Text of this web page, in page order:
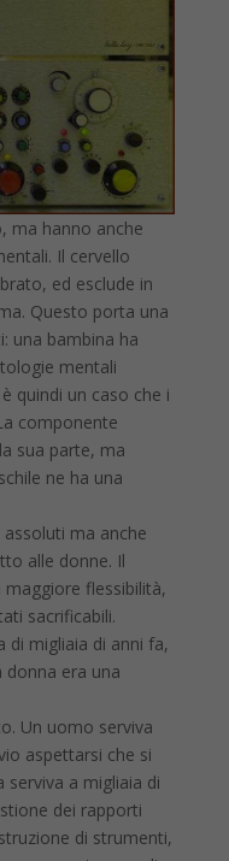
ma hanno anche
Il cervello
ed esclude in
Questo porta una
una bambina ha
mentali
quindi un caso che i
componente
sua parte, ma
ne ha una
ma anche
alle donne. Il
flessibilità,
sacrificabili.
di migliaia di anni fa,
donna era una
Un uomo serviva
aspettarsi che si
serviva a migliaia di
dei rapporti
di strumenti,